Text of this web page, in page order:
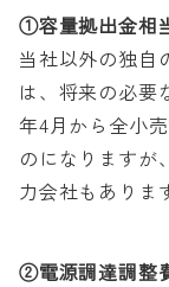
①容量拠出金相
当社以外の独自
は、将来の必要
年4月から全小
のになりますが
力会社もありま
②電源調達調整